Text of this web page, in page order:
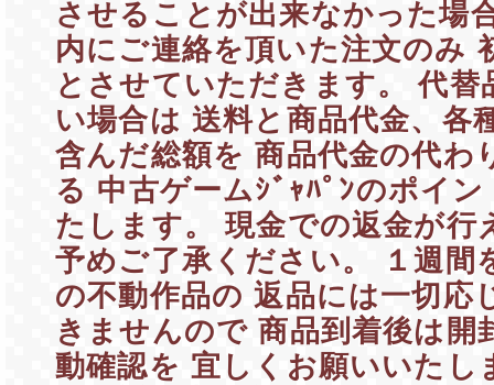
させることが出来なかった場
内にご連絡を頂いた注文のみ
とさせていただきます。 代替
い場合は 送料と商品代金、各
含んだ総額を 商品代金の代わ
る 中古ゲームｼﾞｬﾊﾟﾝのポイ
たします。 現金での返金が行
予めご了承ください。 １週間
の不動作品の 返品には一切応
きませんので 商品到着後は開
動確認を 宜しくお願いいたし